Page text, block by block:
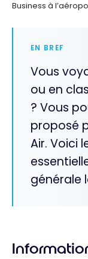
Business à
EN BREF
Vous
ou en
? Vous
proposé
Air. Voici
générale